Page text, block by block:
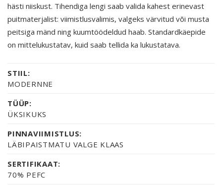
hästi niiskust. Tihendiga lengi saab valida kahest erinevast
puitmaterjalist: viimistlusvalimis, valgeks värvitud või musta
peitsiga mänd ning kuumtöödeldud haab. Standardkäepide
on mittelukustatav, kuid saab tellida ka lukustatava.
STIIL:
MODERNNE
TÜÜP:
ÜKSIKUKS
PINNAVIIMISTLUS:
LÄBIPAISTMATU VALGE KLAAS
SERTIFIKAAT:
70% PEFC